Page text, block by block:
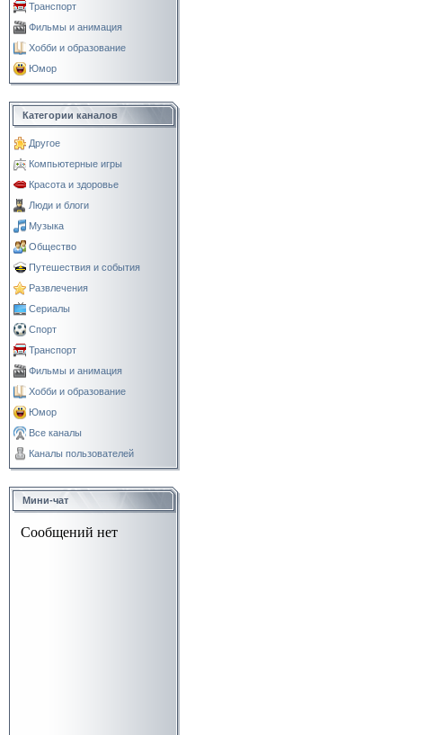
Транспорт
Фильмы и анимация
Хобби и образование
Юмор
Категории каналов
Другое
Компьютерные игры
Красота и здоровье
Люди и блоги
Музыка
Общество
Путешествия и события
Развлечения
Сериалы
Спорт
Транспорт
Фильмы и анимация
Хобби и образование
Юмор
Все каналы
Каналы пользователей
Мини-чат